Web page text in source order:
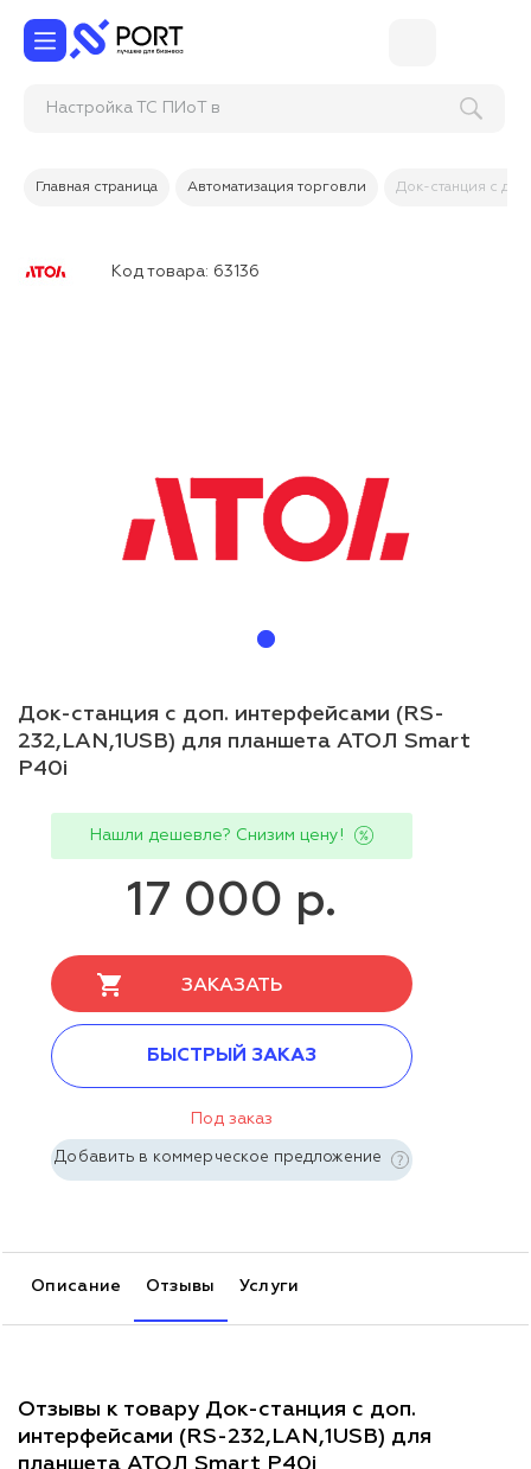
Настройка ТС ПИоТ
Главная страница Автоматизация торговли Док-станция с
Код товара: 63136
Док-станция с доп. интерфейсами (RS-
232,LAN,1USB) для планшета АТОЛ Smart
P40i
Нашли дешевле? Снизим цену!
17 000 р.
ЗАКАЗАТЬ
БЫСТРЫЙ ЗАКАЗ
Под заказ
Добавить в коммерческое предложение
Описание Отзывы Услуги
Отзывы к товару Док-станция с доп.
интерфейсами (RS-232,LAN,1USB) для
планшета АТОЛ Smart P40i